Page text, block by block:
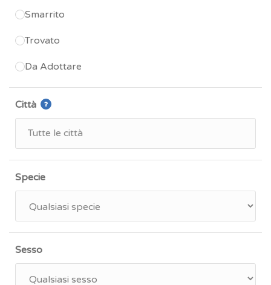
Smarrito
Trovato
Da Adottare
Città
Specie
Sesso